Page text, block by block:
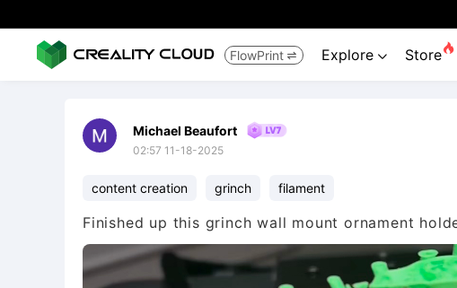
FlowPrint  Explore  Store
Michael Beaufort
02:57 11-18-2025
content creation grinch filament
Finished up this grinch wall mount ornament